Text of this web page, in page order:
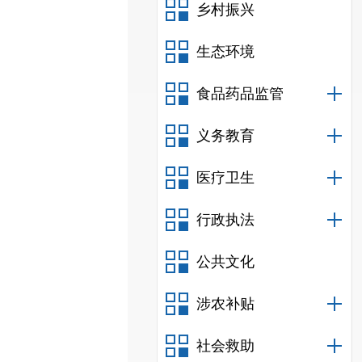
乡村振兴
生态环境
食品药品监管
义务教育
医疗卫生
行政执法
公共文化
涉农补贴
社会救助